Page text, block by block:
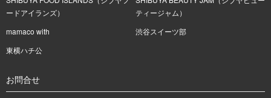
ードアイランズ）
ティージャム）
mamaco with
渋谷スイーツ部
東横ハチ公
お問合せ